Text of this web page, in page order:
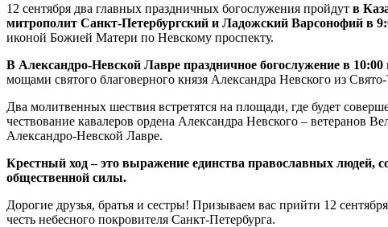
12 сентября два главных праздничных богослужения пройдут в
митрополит Санкт-Петербургский и Ладожский Варсонофий в
иконой Божией Матери по Невскому проспекту.
В Александро-Невской Лавре праздничное богослужение в 10:00
мощами святого благоверного князя Александра Невского из
Два молитвенных шествия встретятся на площади, где будет
чествование кавалеров ордена Александра Невского – ветеранов
Александро-Невской Лавре.
Крестный ход – это выражение единства православных людей,
общественной силы.
Дорогие друзья, братья и сестры! Призываем вас прийти 12
честь небесного покровителя Санкт-Петербурга.